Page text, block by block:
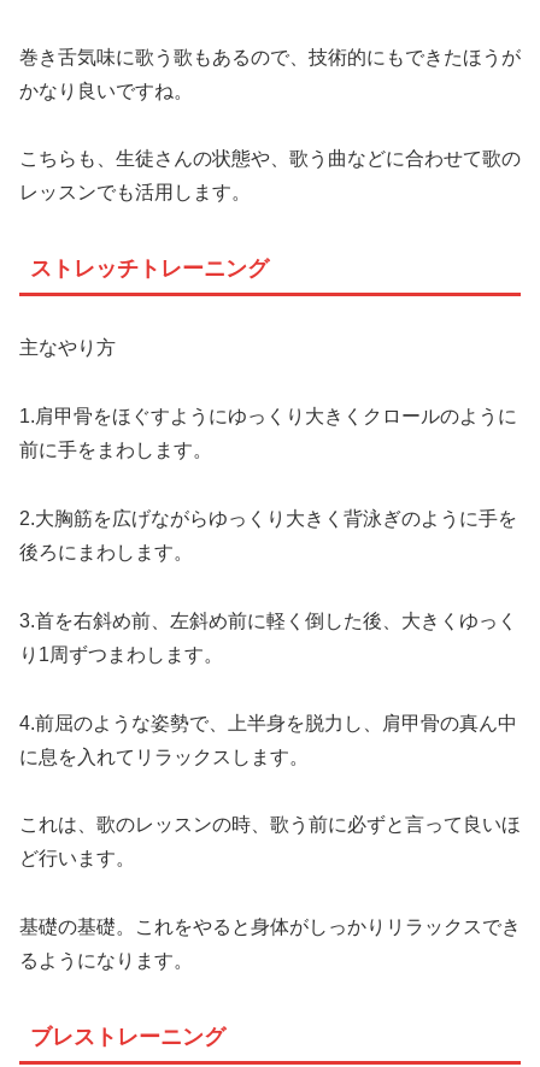
巻き舌気味に歌う歌もあるので、技術的にもできたほうが
かなり良いですね。
こちらも、生徒さんの状態や、歌う曲などに合わせて歌の
レッスンでも活用します。
ストレッチトレーニング
主なやり方
1.肩甲骨をほぐすようにゆっくり大きくクロールのように
前に手をまわします。
2.大胸筋を広げながらゆっくり大きく背泳ぎのように手を
後ろにまわします。
3.首を右斜め前、左斜め前に軽く倒した後、大きくゆっく
り1周ずつまわします。
4.前屈のような姿勢で、上半身を脱力し、肩甲骨の真ん中
に息を入れてリラックスします。
これは、歌のレッスンの時、歌う前に必ずと言って良いほ
ど行います。
基礎の基礎。これをやると身体がしっかりリラックスでき
るようになります。
ブレストレーニング